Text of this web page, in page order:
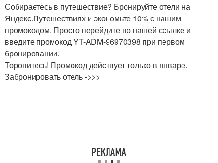
Собираетесь в путешествие? Бронируйте отели на
Яндекс.Путешествиях и экономьте 10% с нашим
промокодом. Просто перейдите по нашей ссылке и
введите промокод YT-ADM-96970398 при первом
бронировании.
Торопитесь! Промокод действует только в январе.
Забронировать отель ->>>